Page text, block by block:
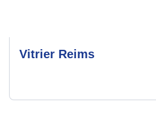
Vitrier Reims